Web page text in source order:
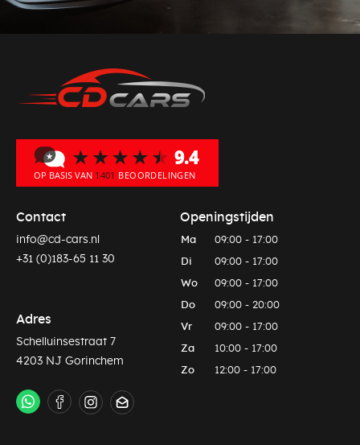
Contact
info@cd-cars.nl
+31 (0)183-65 11 30
Adres
Schelluinsestraat 7
4203 NJ Gorinchem
Openingstijden
Ma 09:00 - 17:00
Di 09:00 - 17:00
Wo 09:00 - 17:00
Do 09:00 - 20:00
Vr 09:00 - 17:00
Za 10:00 - 17:00
Zo 12:00 - 17:00